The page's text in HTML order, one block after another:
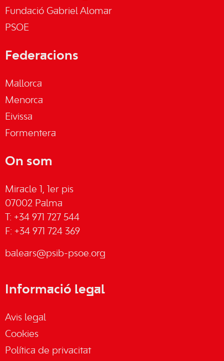
Fundació Gabriel Alomar
PSOE
Federacions
Mallorca
Menorca
Eivissa
Formentera
On som
Miracle 1, 1er pis
07002 Palma
T: +34 971 727 544
F: +34 971 724 369
balears@psib-psoe.org
Informació legal
Avis legal
Cookies
Política de privacitat